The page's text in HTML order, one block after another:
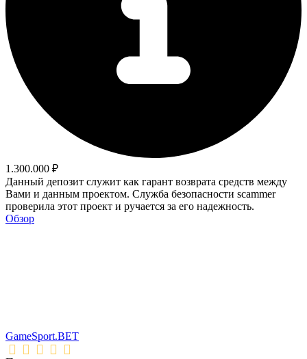
1.300.000 ₽
Данный депозит служит как гарант возврата средств между
Вами и данным проектом. Служба безопасности scammer
проверила этот проект и ручается за его надежность.
Обзор
GameSport.BET